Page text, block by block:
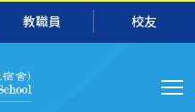
教職員 校友